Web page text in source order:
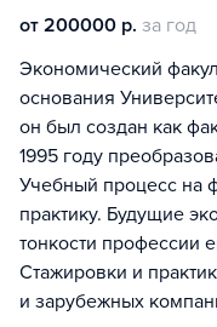
от 200000 р. за год
Экономический
основания
он был создан как
1995 году
Учебный процесс на
практику. Будущие
тонкости профессии
Стажировки и
и зарубежных